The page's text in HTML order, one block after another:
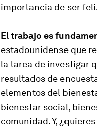
importancia de ser
El trabajo es
estadounidense que
la tarea de investigar
resultados de
elementos del
bienestar social,
comunidad. Y,